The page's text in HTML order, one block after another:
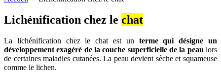
Lichénification chez le chat
La lichénification chez le chat est un terme qui désigne un
développement exagéré de la couche superficielle de la peau lors
de certaines maladies cutanées. La peau devient sèche et squameuse
comme le lichen.